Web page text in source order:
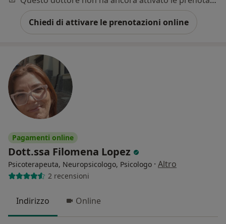
Chiedi di attivare le prenotazioni online
Pagamenti online
Dott.ssa Filomena Lopez
Psicoterapeuta, Neuropsicologo, Psicologo · Altro
2 recensioni
Indirizzo Online